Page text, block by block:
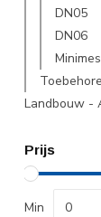
DN05
DN06
Landbouw -
Prijs
Min